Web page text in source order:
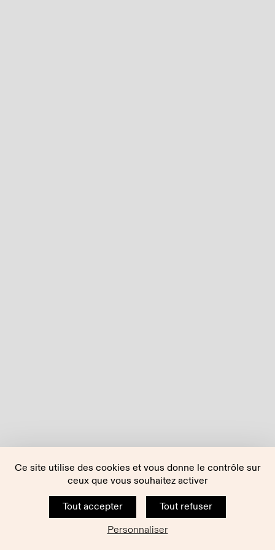
Ce site utilise des cookies et vous donne le contrôle sur
ceux que vous souhaitez activer
Tout accepter
Tout refuser
Personnaliser